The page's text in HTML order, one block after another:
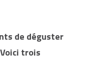
de déguster
trois